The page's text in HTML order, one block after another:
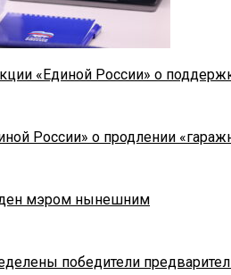
«Единой России» о
России» о продлении
мэром нынешним
победители